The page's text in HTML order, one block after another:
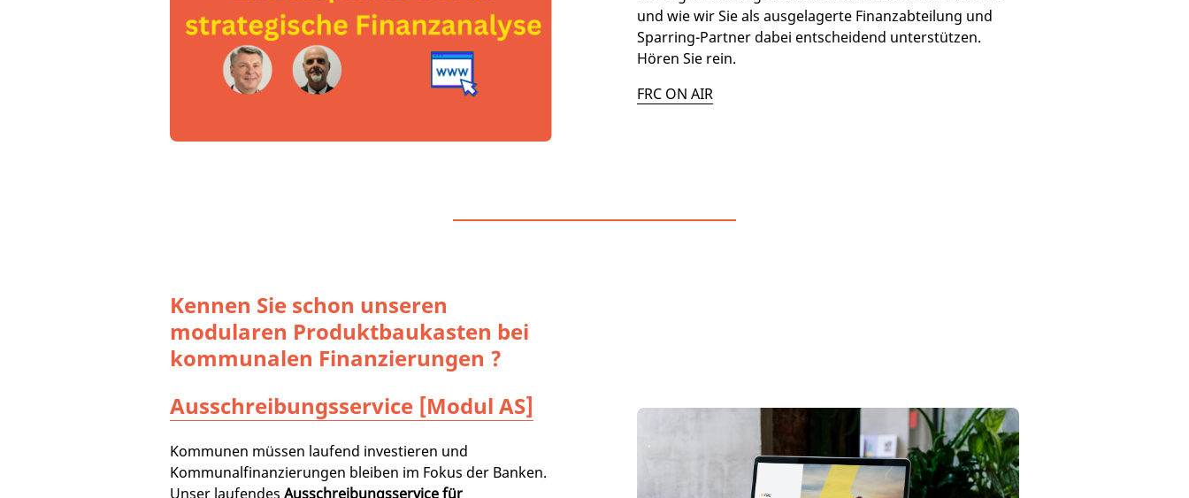
und wie wir Sie als ausgelagerte Finanzabteilung und
Sparring-Partner dabei entscheidend unterstützen.
Hören Sie rein.
FRC ON AIR
Kennen Sie schon unseren
modularen Produktbaukasten bei
kommunalen Finanzierungen ?
Ausschreibungsservice [Modul AS]
Kommunen müssen laufend investieren und
Kommunalfinanzierungen bleiben im Fokus der Banken.
Unser laufendes Ausschreibungsservice für